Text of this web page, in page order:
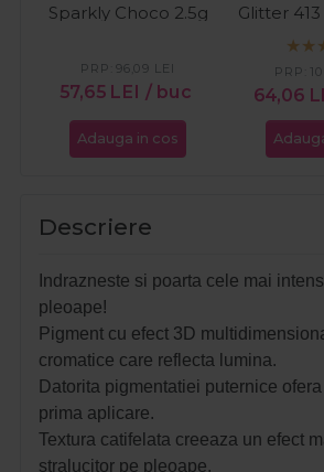
Sparkly Choco 2.5g
57,65 LEI / buc
PRP:96,09 LEI
Adauga in cos
Glitter
64,06
PRP:
Descriere
Indrazneste si poarta cele mai
pleoape!
Pigment cu efect 3D
cromatice care reflecta lumina.
Datorita pigmentatiei puternice
prima aplicare.
Textura catifelata creeaza un efect
stralucitor pe pleoape.